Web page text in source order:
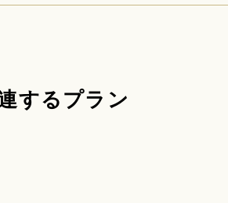
するプラン